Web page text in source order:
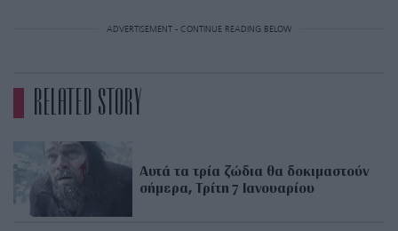
ADVERTISEMENT - CONTINUE READING BELOW
RELATED STORY
Αυτά τα τρία ζώδια θα δοκιμαστούν
σήμερα, Τρίτη 7 Ιανουαρίου